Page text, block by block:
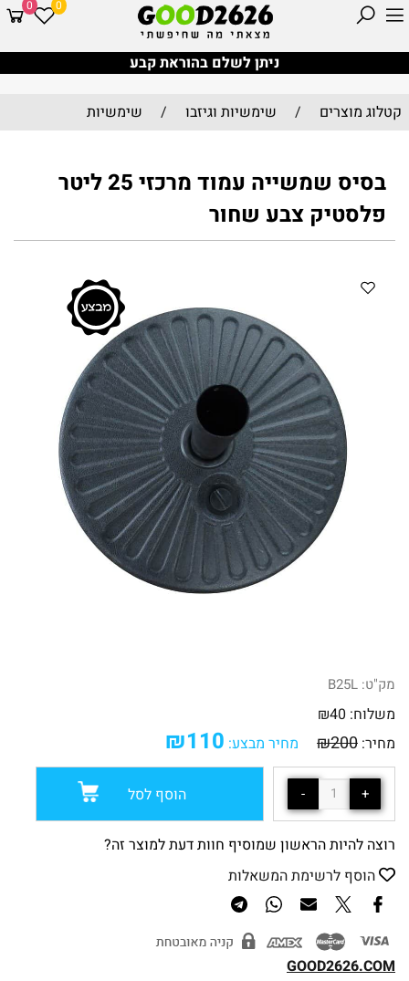
ניתן לשלם בהוראת קבע
0 0
קטלוג מוצרים / שימשיות וגיזבו / שימשיות
בסיס שמשייה עמוד מרכזי 25 ליטר
פלסטיק צבע שחור
מק"ט: B25L
משלוח: ₪40
מחיר:
₪200 מחיר מבצע: ₪110
הוסף לסל
רוצה להיות הראשון שמוסיף חוות דעת למוצר זה?
הוסף לרשימת המשאלות
GOOD2626.COM